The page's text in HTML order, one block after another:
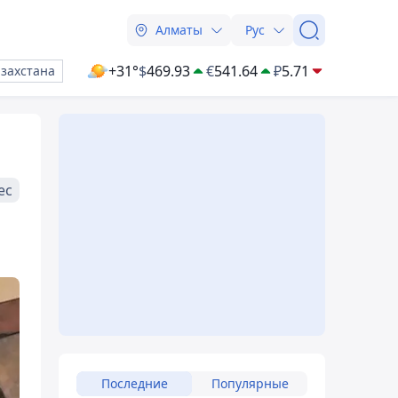
Алматы Рус
+31°$469.93 €541.64 ₽5.71
Последние Популярные